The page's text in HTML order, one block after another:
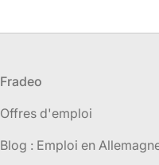
Fradeo
Offres d'emploi
Blog : Emploi en